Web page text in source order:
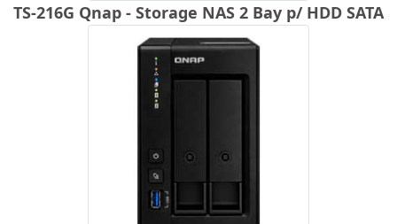
TS-216G Qnap - Storage NAS 2 Bay p/ HDD SATA